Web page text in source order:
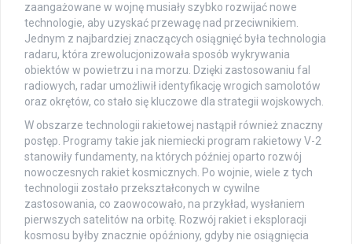
zaangażowane w wojnę musiały szybko rozwijać nowe
technologie, aby uzyskać przewagę nad przeciwnikiem.
Jednym z najbardziej znaczących osiągnięć była technologia
radaru, która zrewolucjonizowała sposób wykrywania
obiektów w powietrzu i na morzu. Dzięki zastosowaniu fal
radiowych, radar umożliwił identyfikację wrogich samolotów
oraz okrętów, co stało się kluczowe dla strategii wojskowych.
W obszarze technologii rakietowej nastąpił również znaczny
postęp. Programy takie jak niemiecki program rakietowy V-2
stanowiły fundamenty, na których później oparto rozwój
nowoczesnych rakiet kosmicznych. Po wojnie, wiele z tych
technologii zostało przekształconych w cywilne
zastosowania, co zaowocowało, na przykład, wysłaniem
pierwszych satelitów na orbitę. Rozwój rakiet i eksploracji
kosmosu byłby znacznie opóźniony, gdyby nie osiągnięcia